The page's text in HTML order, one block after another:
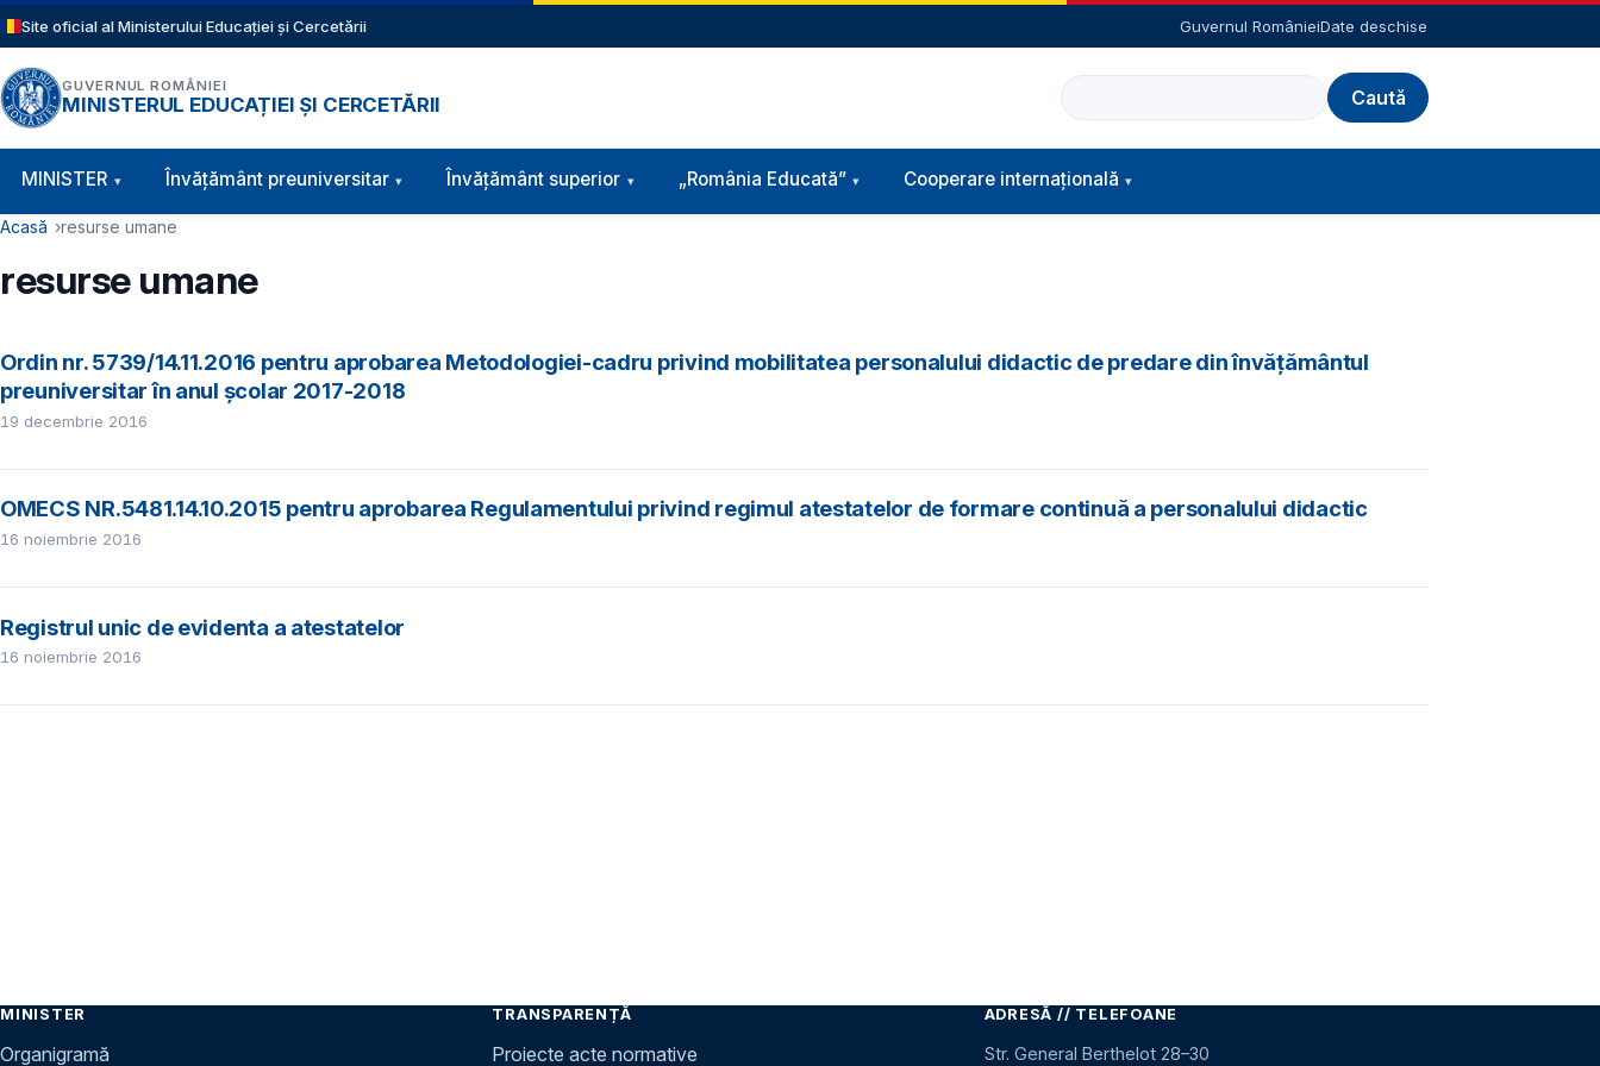
Sari la conținutul principal
Site oficial al Ministerului Educației și Cercetării Guvernul RomânieiDate deschise
GUVERNUL ROMÂNIEI
MINISTERUL EDUCAȚIEI ȘI CERCETĂRII
Caută
Navigație principală
MINISTER Învăţământ preuniversitar Învățământ superior „România Educată” Cooperare internațională
Cale de navigare
Acasă resurse umane
resurse umane
Ordin nr. 5739/14.11.2016 pentru aprobarea Metodologiei-cadru privind mobilitatea personalului didactic de predare din învăţământul
preuniversitar în anul şcolar 2017-2018
19 decembrie 2016
OMECS NR.5481.14.10.2015 pentru aprobarea Regulamentului privind regimul atestatelor de formare continuă a personalului didactic
16 noiembrie 2016
Registrul unic de evidenta a atestatelor
16 noiembrie 2016
MINISTER
Organigramă
TRANSPARENȚĂ
Proiecte acte normative
ADRESĂ // TELEFOANE
Str. General Berthelot 28–30